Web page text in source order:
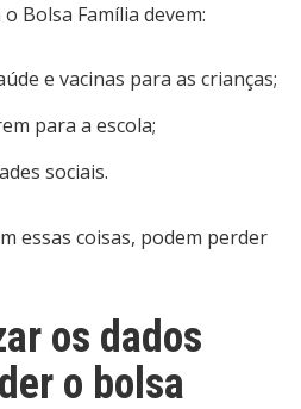
Bolsa Família devem:
e vacinas para as crianças;
para a escola;
sociais.
essas coisas, podem perder
os dados
o bolsa